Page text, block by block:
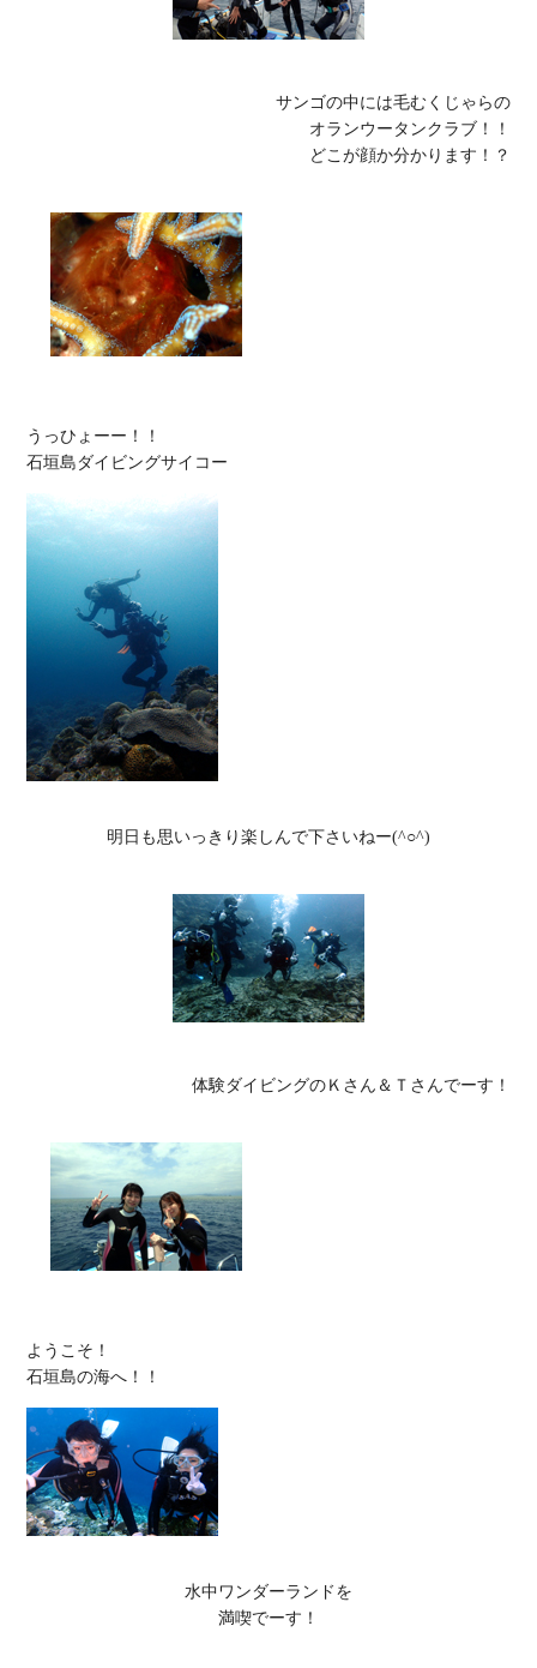
サンゴの中には毛むくじゃらの
オランウータンクラブ！！
どこが顔か分かります！？
うっひょーー！！
明日も思いっきり楽しんで下さいねー(^○^)
体験ダイビングのＫさん＆Ｔさんでーす！
ようこそ！
水中ワンダーランドを
満喫でーす！